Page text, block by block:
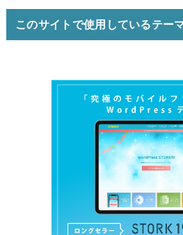
このサイトで使用しているテー